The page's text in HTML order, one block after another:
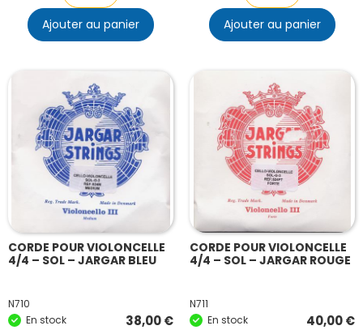
Ajouter au panier Ajouter au panier
CORDE POUR VIOLONCELLE
4/4 – SOL – JARGAR BLEU
N710
En stock
38,00€
CORDE POUR VIOLONCELLE
4/4 – SOL – JARGAR ROUGE
N711
En stock
40,00€